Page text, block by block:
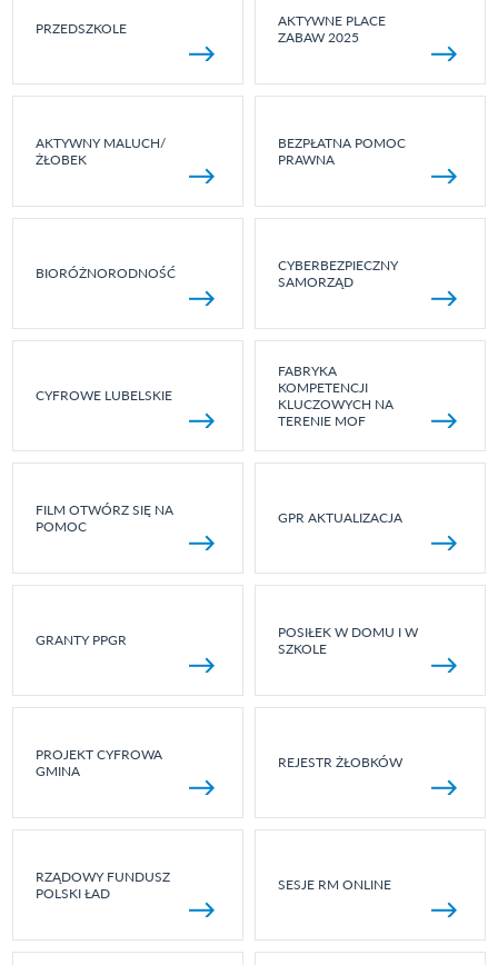
PRZEDSZKOLE
AKTYWNE PLACE
ZABAW 2025
AKTYWNY MALUCH/
ŻŁOBEK
BEZPŁATNA POMOC
PRAWNA
BIORÓŻNORODNOŚĆ
CYBERBEZPIECZNY
SAMORZĄD
CYFROWE LUBELSKIE
FABRYKA
KOMPETENCJI
KLUCZOWYCH NA
TERENIE MOF
FILM OTWÓRZ SIĘ NA
POMOC
GPR AKTUALIZACJA
GRANTY PPGR
POSIŁEK W DOMU I W
SZKOLE
PROJEKT CYFROWA
GMINA
REJESTR ŻŁOBKÓW
RZĄDOWY FUNDUSZ
POLSKI ŁAD
SESJE RM ONLINE